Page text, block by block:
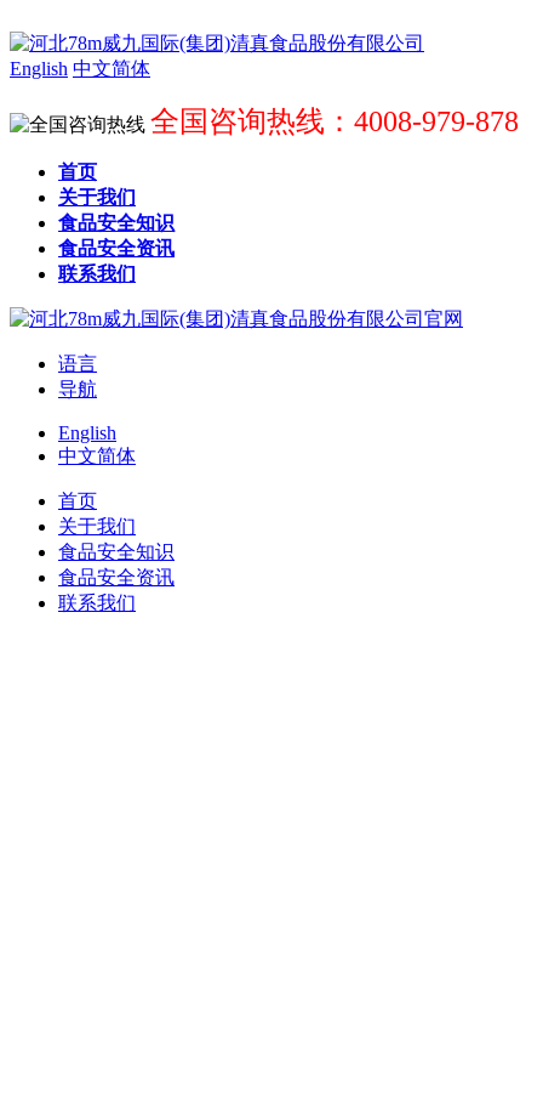
English 中文简体
全国咨询热线：4008-979-878
首页
关于我们
食品安全知识
食品安全资讯
联系我们
语言
导航
English
中文简体
首页
关于我们
食品安全知识
食品安全资讯
联系我们